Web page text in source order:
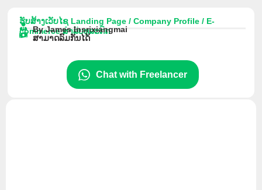
content
ຮັບສ້າງເວັບໄຊ Landing Page / Company Profile / E-
commerce ສຳລັບທຸລະກິດ
By James Insrixiangmai
ສາມາດລົມກັນໄດ້
Chat with Freelancer